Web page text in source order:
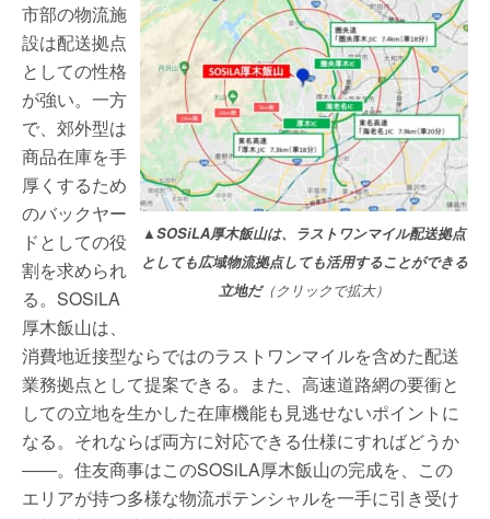
▲SOSiLA厚木飯山は、ラストワンマイル配送拠点
としても広域物流拠点しても活用することができる
立地だ（クリックで拡大）
市部の物流施
設は配送拠点
としての性格
が強い。一方
で、郊外型は
商品在庫を手
厚くするため
のバックヤー
ドとしての役
割を求められ
る。SOSiLA
厚木飯山は、
消費地近接型ならではのラストワンマイルを含めた配送
業務拠点として提案できる。また、高速道路網の要衝と
しての立地を生かした在庫機能も見逃せないポイントに
なる。それならば両方に対応できる仕様にすればどうか
――。住友商事はこのSOSiLA厚木飯山の完成を、この
エリアが持つ多様な物流ポテンシャルを一手に引き受け